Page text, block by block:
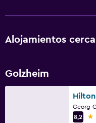
Alojamientos
Golzheim
8,2
5